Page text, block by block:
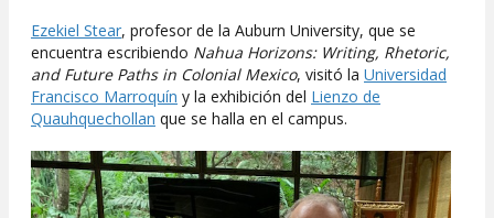
Ezekiel Stear, profesor de la Auburn University, que se
encuentra escribiendo Nahua Horizons: Writing, Rhetoric,
and Future Paths in Colonial Mexico, visitó la Universidad
Francisco Marroquín y la exhibición del Lienzo de
Quauhquechollan que se halla en el campus.